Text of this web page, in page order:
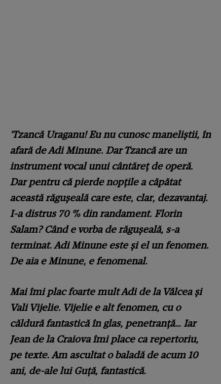
'Tzancă Uraganu! Eu nu cunosc maneliștii, în
afară de Adi Minune. Dar Tzancă are un
instrument vocal unui cântăreț de operă.
Dar pentru că pierde nopțile a căpătat
această răgușeală care este, clar, dezavantaj.
I-a distrus 70 % din randament. Florin
Salam? Când e vorba de răgușeală, s-a
terminat. Adi Minune este și el un fenomen.
De aia e Minune, e fenomenal.
Mai îmi plac foarte mult Adi de la Vâlcea și
Vali Vijelie. Vijelie e alt fenomen, cu o
căldură fantastică în glas, penetranță… Iar
Jean de la Craiova îmi place ca repertoriu,
pe texte. Am ascultat o baladă de acum 10
ani, de-ale lui Guță, fantastică.